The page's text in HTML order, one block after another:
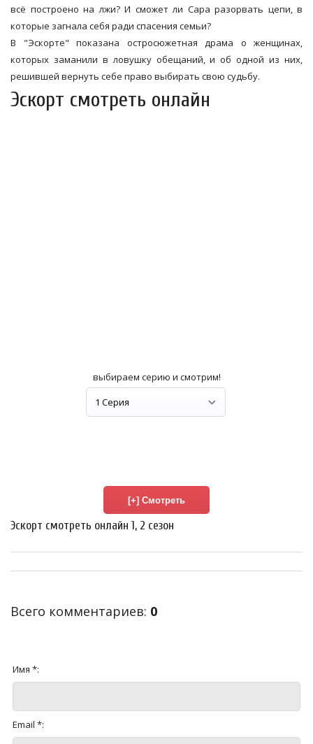
всё построено на лжи? И сможет ли Сара разорвать цепи, в
которые загнала себя ради спасения семьи?
В "Эскорте" показана остросюжетная драма о женщинах,
которых заманили в ловушку обещаний, и об одной из них,
решившей вернуть себе право выбирать свою судьбу.
Эскорт смотреть онлайн
выбираем серию и смотрим!
Эскорт смотреть онлайн 1, 2 сезон
Всего комментариев: 0
Имя *:
Email *: